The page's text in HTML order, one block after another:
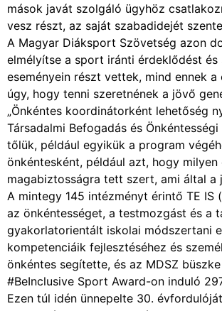
mások javát szolgáló ügyhöz
vesz részt, az saját szabadidejét
A Magyar Diáksport Szövetség azon
elmélyítse a sport iránti érdeklődést
eseményein részt vettek, mind ennek
úgy, hogy tenni szeretnének a jövő
„Önkéntes koordinátorként lehetőség
Társadalmi Befogadás és
tőlük, például egyikük a program
önkéntesként, például azt, hogy
magabiztosságra tett szert, ami által a
A mintegy 145 intézményt érintő TE
az önkéntességet, a testmozgást és a
gyakorlatorientált iskolai módszertani
kompetenciáik fejlesztéséhez és
önkéntes segítette, és az MDSZ
#BeInclusive Sport Award-on induló
Ezen túl idén ünnepelte 30.